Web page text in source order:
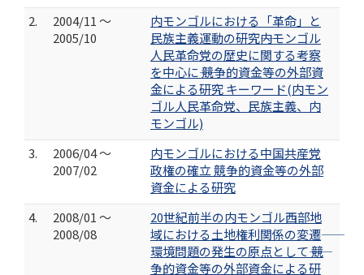
2.
2004/11 ～
2005/10
内モンゴルにおける「革命」と
民族主義運動の研究――内モンゴル
人民革命党の歴史に関する考察
を中心に―― 競争的資金等の外部資
金による研究 キーワード(内モン
ゴル人民革命党、民族主義、内
モンゴル)
3.
2006/04 ～
2007/02
内モンゴルにおける中国共産党
政権の確立 競争的資金等の外部
資金による研究
4.
2008/01 ～
2008/08
20世紀前半の内モンゴル西部地
域における土地権利関係の変遷――
環境問題の発生の原点として―― 競
争的資金等の外部資金による研